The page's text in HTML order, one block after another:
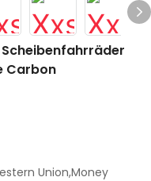
Carbon
Union,Money